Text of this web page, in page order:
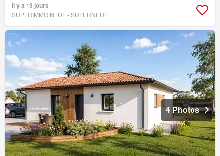
Il y a 13 jours
SUPERIMMO NEUF - SUPERNEUF
4 Photos